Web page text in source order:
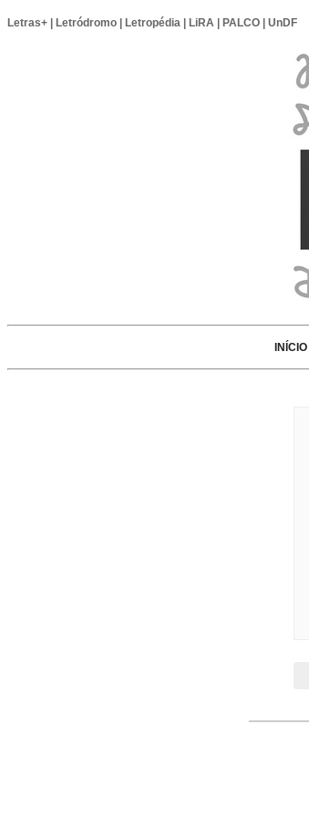
Letras+ Letródromo Letropédia LiRA PALCO UnDF
INÍCIO